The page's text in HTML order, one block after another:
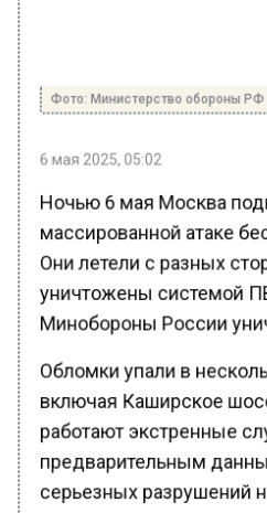
Фото: Министерство обороны РФ
6 мая 2025, 05:02
Ночью 6 мая Москва
массированной атаке
Они летели с разных
уничтожены системой
Минобороны России
Обломки упали в
включая Каширское
работают экстренные
предварительным
серьезных разрушений